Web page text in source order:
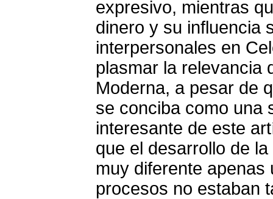
expresivo, mientras
dinero y su influencia
interpersonales en
plasmar la relevancia
Moderna, a pesar de
se conciba como una
interesante de este
que el desarrollo de
muy diferente
procesos no estaban